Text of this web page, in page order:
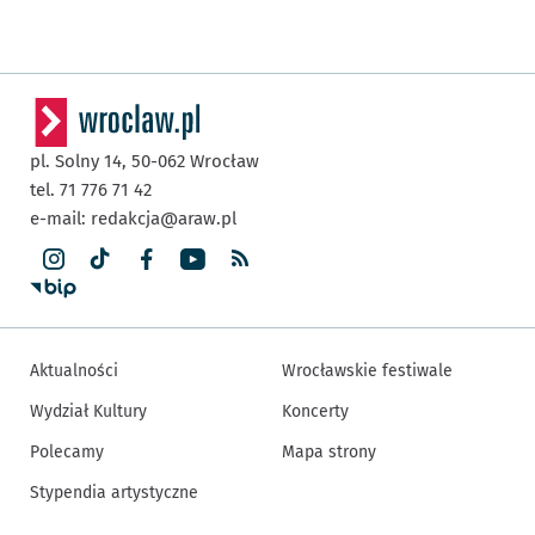
pl. Solny 14, 50-062 Wrocław
tel. 71 776 71 42
e-mail: redakcja@araw.pl
Aktualności
Wydział Kultury
Polecamy
Stypendia artystyczne
Wrocławskie festiwale
Koncerty
Mapa strony